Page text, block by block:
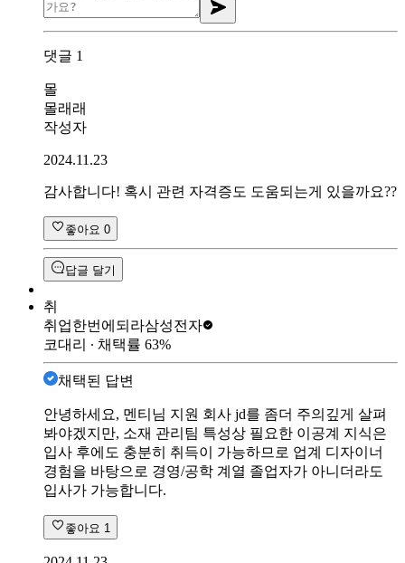
댓글 1
몰
몰래래
작성자
2024.11.23
감사합니다! 혹시 관련 자격증도 도움되는게 있을까요??
좋아요 0
답글 달기
취
취업한번에되라삼성전자
코대리 ∙ 채택률 63%
채택된 답변
안녕하세요, 멘티님 지원 회사 jd를 좀더 주의깊게 살펴
봐야겠지만, 소재 관리팀 특성상 필요한 이공계 지식은
입사 후에도 충분히 취득이 가능하므로 업계 디자이너
경험을 바탕으로 경영/공학 계열 졸업자가 아니더라도
입사가 가능합니다.
좋아요 1